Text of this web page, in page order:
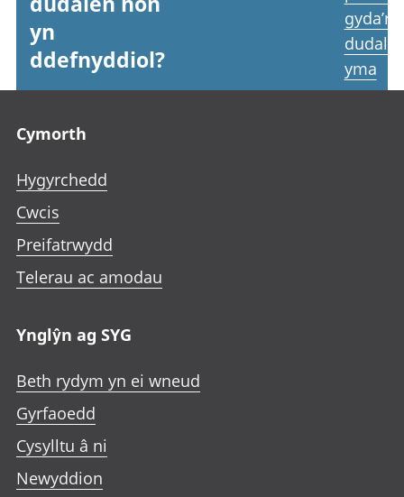
yn
ddefnyddiol?
gyda’r
yma
Cymorth
Hygyrchedd
Cwcis
Preifatrwydd
Telerau ac amodau
Ynglŷn ag SYG
Beth rydym yn ei wneud
Gyrfaoedd
Cysylltu â ni
Newyddion